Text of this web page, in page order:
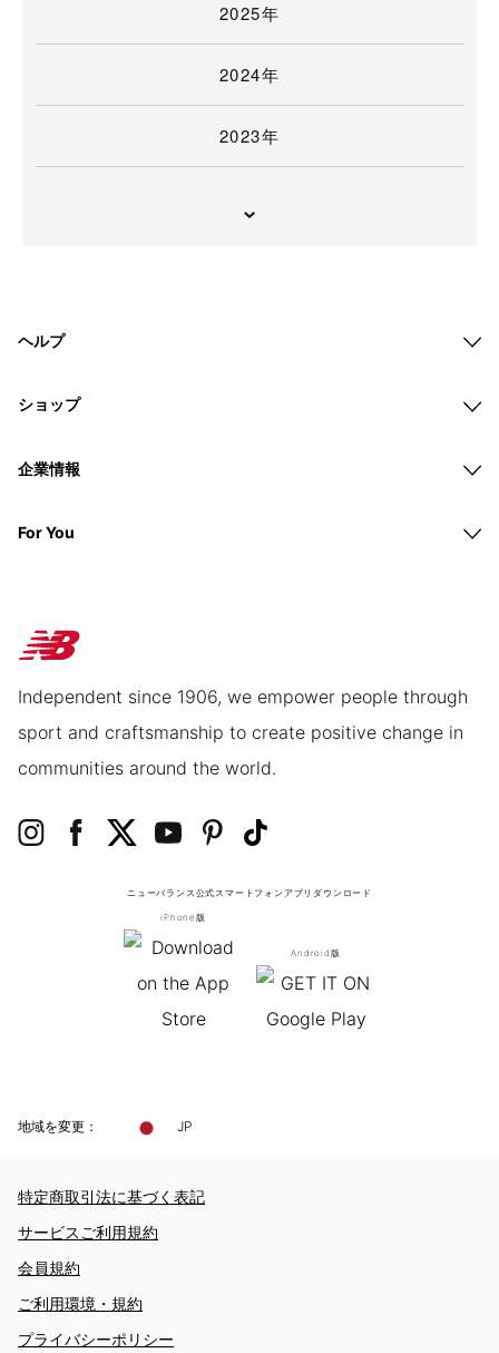
2025年
2024年
2023年
ヘルプ
ショップ
企業情報
For You
Independent since 1906, we empower people through
sport and craftsmanship to create positive change in
communities around the world.
ニューバランス公式スマートフォンアプリ ダウンロード
iPhone版
Android版
地域を変更： JP
特定商取引法に基づく表記
サービスご利用規約
会員規約
ご利用環境・規約
プライバシーポリシー